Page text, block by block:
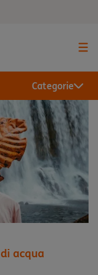
Categorie
acqua